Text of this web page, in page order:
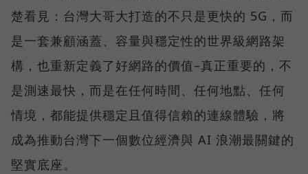
楚看見：台灣大哥大打造的不只是更快的 5G，而
是一套兼顧涵蓋、容量與穩定性的世界級網路架
構，也重新定義了好網路的價值–真正重要的，不
是測速最快，而是在任何時間、任何地點、任何
情境，都能提供穩定且值得信賴的連線體驗，將
成為推動台灣下一個數位經濟與 AI 浪潮最關鍵的
堅實底座。